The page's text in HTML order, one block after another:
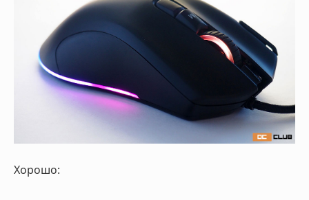
Хорошо: